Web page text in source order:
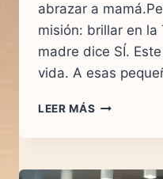
abrazar a
misión: brillar en la
madre dice SÍ.
vida. A esas
LEER MÁS CUANDO
MAMÁ
SÍ…